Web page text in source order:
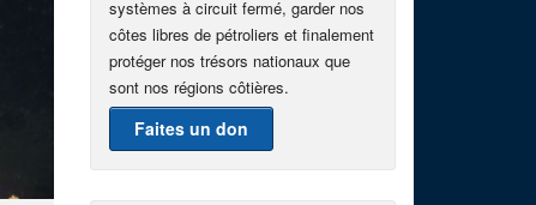
systèmes à circuit fermé, garder nos
côtes libres de pétroliers et finalement
protéger nos trésors nationaux que
sont nos régions côtières.
Faites un don